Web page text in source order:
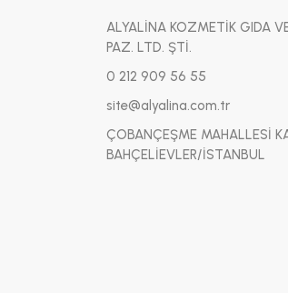
ALYALİNA KOZMETİK GIDA
PAZ. LTD. ŞTİ.
0 212 909 56 55
site@alyalina.com.tr
ÇOBANÇEŞME MAHALLESİ
BAHÇELİEVLER/İSTANBUL